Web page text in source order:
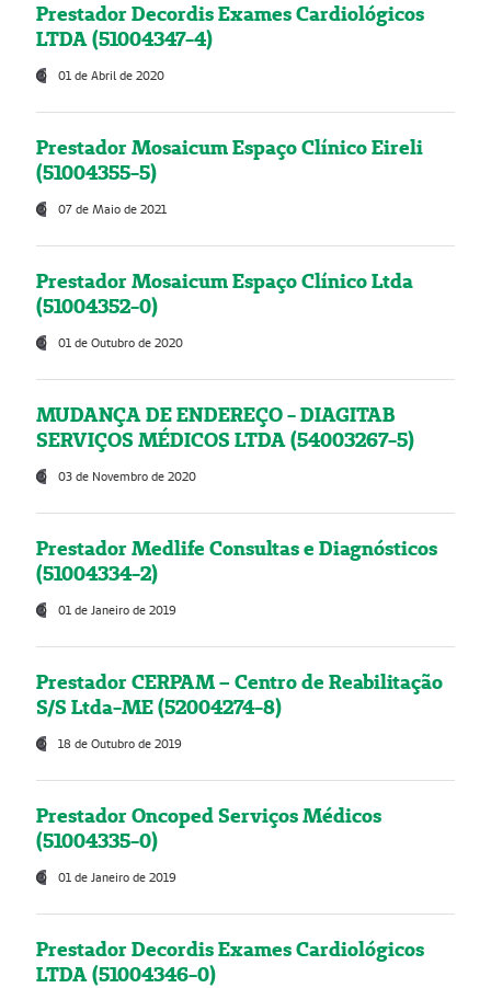
Prestador Decordis Exames Cardiológicos
LTDA (51004347-4)
01 de Abril de 2020
Prestador Mosaicum Espaço Clínico Eireli
(51004355-5)
07 de Maio de 2021
Prestador Mosaicum Espaço Clínico Ltda
(51004352-0)
01 de Outubro de 2020
MUDANÇA DE ENDEREÇO - DIAGITAB
SERVIÇOS MÉDICOS LTDA (54003267-5)
03 de Novembro de 2020
Prestador Medlife Consultas e Diagnósticos
(51004334-2)
01 de Janeiro de 2019
Prestador CERPAM – Centro de Reabilitação
S/S Ltda-ME (52004274-8)
18 de Outubro de 2019
Prestador Oncoped Serviços Médicos
(51004335-0)
01 de Janeiro de 2019
Prestador Decordis Exames Cardiológicos
LTDA (51004346-0)